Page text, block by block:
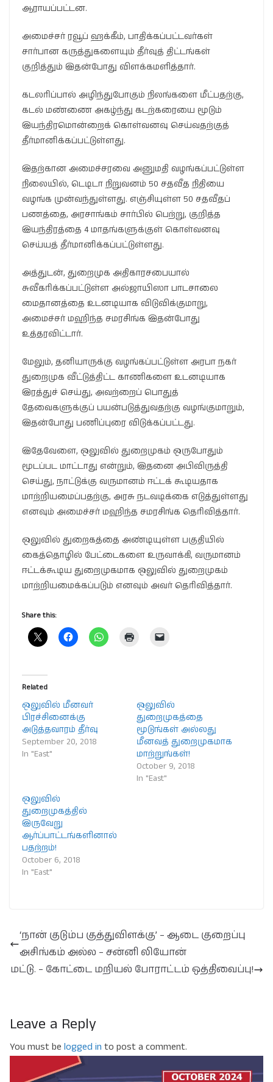
ஆராயப்பட்டன.
அமைச்சர் ரவூப் ஹக்கீம், பாதிக்கப்பட்டவர்கள்
சார்பான கருத்துகளையும் தீர்வுத் திட்டங்கள்
குறித்தும் இதன்போது விளக்கமளித்தார்.
கடலரிப்பால் அழிந்துபோகும் நிலங்களை மீட்பதற்கு,
கடல் மண்ணை அகழ்ந்து கடற்கரையை மூடும்
இயந்திரமொன்றைக் கொள்வனவு செய்வதற்குத்
தீர்மானிக்கப்பட்டுள்ளது.
இதற்கான அமைச்சரவை அனுமதி வழங்கப்பட்டுள்ள
நிலையில், டெடிடா நிறுவனம் 50 சதவீத நிதியை
வழங்க முன்வந்துள்ளது. எஞ்சியுள்ள 50 சதவீதப்
பணத்தை, அரசாங்கம் சார்பில் பெற்று, குறித்த
இயந்திரத்தை 4 மாதங்களுக்குள் கொள்வனவு
செய்யத் தீர்மானிக்கப்பட்டுள்ளது.
அத்துடன், துறைமுக அதிகாரசபையால்
சுவீகரிக்கப்பட்டுள்ள அல்ஜாயிஸா பாடசாலை
மைதானத்தை உடனடியாக விடுவிக்குமாறு,
அமைச்சர் மஹிந்த சமரசிங்க இதன்போது
உத்தரவிட்டார்.
மேலும், தனியாருக்கு வழங்கப்பட்டுள்ள அரபா நகர்
துறைமுக வீட்டுத்திட்ட காணிகளை உடனடியாக
இரத்துச் செய்து, அவற்றைப் பொதுத்
தேவைகளுக்குப் பயன்படுத்துவதற்கு வழங்குமாறும்,
இதன்போது பணிப்புரை விடுக்கப்பட்டது.
இதேவேளை, ஒலுவில் துறைமுகம் ஒருபோதும்
மூடப்பட மாட்டாது என்றும், இதனை அபிவிருத்தி
செய்து, நாட்டுக்கு வருமானம் ஈட்டக் கூடியதாக
மாற்றியமைப்பதற்கு, அரசு நடவடிக்கை எடுத்துள்ளது
எனவும் அமைச்சர் மஹிந்த சமரசிங்க தெரிவித்தார்.
ஒலுவில் துறைகத்தை அண்டியுள்ள பகுதியில்
கைத்தொழில் பேட்டைகளை உருவாக்கி, வருமானம்
ஈட்டக்கூடிய துறைமுகமாக ஒலுவில் துறைமுகம்
மாற்றியமைக்கப்படும் எனவும் அவர் தெரிவித்தார்.
Share this:
Related
ஒலுவில் மீனவர்
பிரச்சினைக்கு
அடுத்தவாரம் தீர்வு
September 20, 2018
In "East"
ஒலுவில்
துறைமுகத்தை
மூடுங்கள் அல்லது
மீனவத் துறைமுகமாக
மாற்றுங்கள்!
October 9, 2018
In "East"
ஒலுவில்
துறைமுகத்தில்
இருவேறு
ஆர்ப்பாட்டங்களினால்
பதற்றம்!
October 6, 2018
In "East"
‘நான் குடும்ப குத்துவிளக்கு’ – ஆடை குறைப்பு
அசிங்கம் அல்ல – சன்னி லியோன்
மட்டு. – கோட்டை மறியல் போராட்டம் ஒத்திவைப்பு!
Leave a Reply
You must be logged in to post a comment.